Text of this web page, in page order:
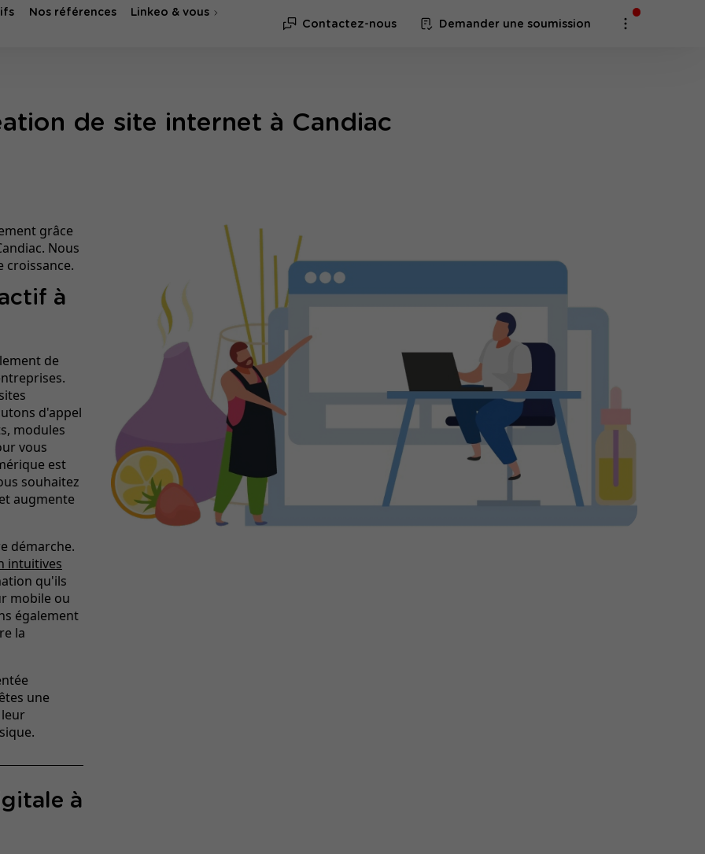
Nos références Linkeo & vous
Contactez-nous Demander une soumission
de site internet à Candiac
grâce
Nous
croissance.
à
de
d'appel
modules
vous
est
souhaitez
augmente
démarche.
intuitives
qu'ils
mobile ou
également
la
une
à